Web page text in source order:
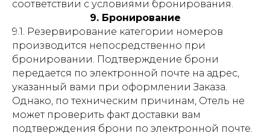
соответствии с условиями бронирования.
9. Бронирование
9.1. Резервирование категории номеров
производится непосредственно при
бронировании. Подтверждение брони
передается по электронной почте на адрес,
указанный вами при оформлении Заказа.
Однако, по техническим причинам, Отель не
может проверить факт доставки вам
подтверждения брони по электронной почте.